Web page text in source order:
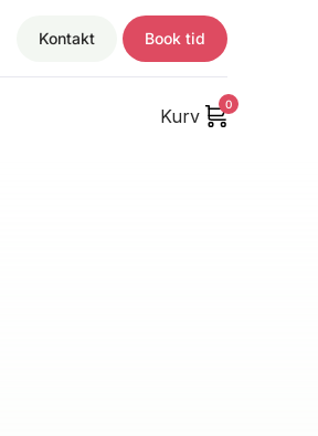
Kontakt Book tid
Kurv
0